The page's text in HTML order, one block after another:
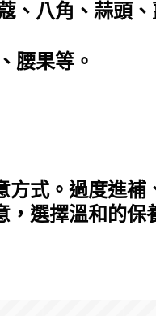
、八角、蒜頭、
腰果等。
式。過度進
，選擇溫和的